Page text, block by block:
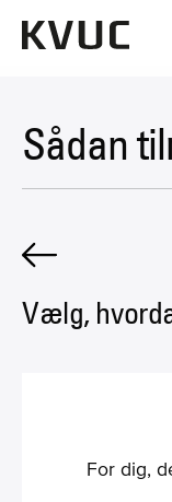
Sådan
Vælg,
For dig,